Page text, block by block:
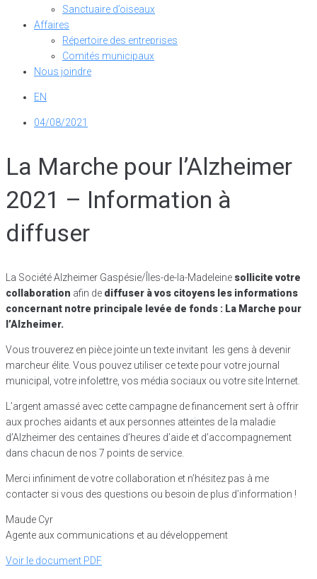
Sanctuaire d’oiseaux
Affaires
Répertoire des entreprises
Comités municipaux
Nous joindre
EN
04/08/2021
La Marche pour l’Alzheimer
2021 – Information à
diffuser
La Société Alzheimer Gaspésie/Îles-de-la-Madeleine sollicite votre
collaboration afin de diffuser à vos citoyens les informations
concernant notre principale levée de fonds : La Marche pour
l’Alzheimer.
Vous trouverez en pièce jointe un texte invitant les gens à devenir
marcheur élite. Vous pouvez utiliser ce texte pour votre journal
municipal, votre infolettre, vos média sociaux ou votre site Internet.
L’argent amassé avec cette campagne de financement sert à offrir
aux proches aidants et aux personnes atteintes de la maladie
d’Alzheimer des centaines d’heures d’aide et d’accompagnement
dans chacun de nos 7 points de service.
Merci infiniment de votre collaboration et n’hésitez pas à me
contacter si vous des questions ou besoin de plus d’information !
Maude Cyr
Agente aux communications et au développement
Voir le document PDF